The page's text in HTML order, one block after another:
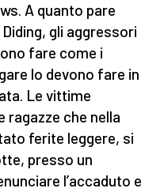
A quanto pare
gli aggressori
fare come i
lo devono fare in
Le vittime
ragazze che nella
ferite leggere, si
presso un
l’accaduto e